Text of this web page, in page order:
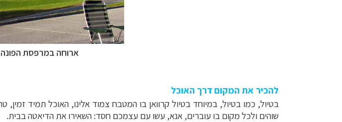
ארוחה במרפסת
להכיר את המקום דרך האוכל
בטיול, כמו בטיול, במיוחד בטיול קרוואן בו המטבח צמוד אלינו, האוכל תמיד
שוהים ולכל מקום בו עוברים, אנא, עשו עם עצמכם חסד: השאירו את הדיאטה בבית.